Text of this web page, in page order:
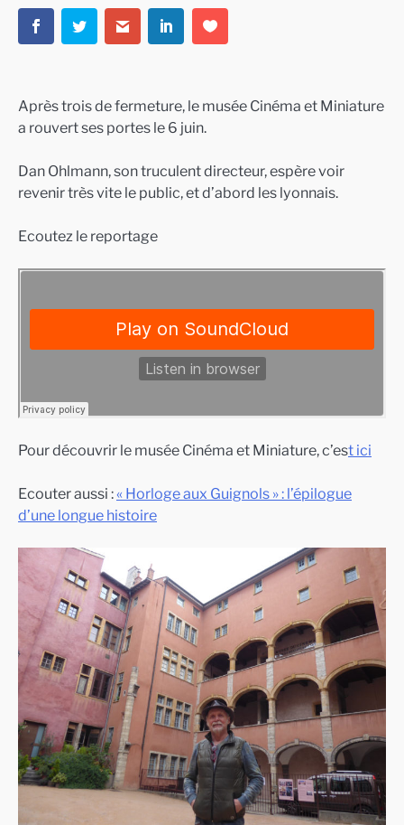
Après trois de fermeture, le musée Cinéma et Miniature
a rouvert ses portes le 6 juin.
Dan Ohlmann, son truculent directeur, espère voir
revenir très vite le public, et d’abord les lyonnais.
Ecoutez le reportage
Pour découvrir le musée Cinéma et Miniature, c’est ici
Ecouter aussi :« Horloge aux Guignols » : l’épilogue
d’une longue histoire